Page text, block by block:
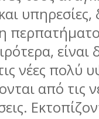
υπηρεσίες,
νέες πολύ
από τις